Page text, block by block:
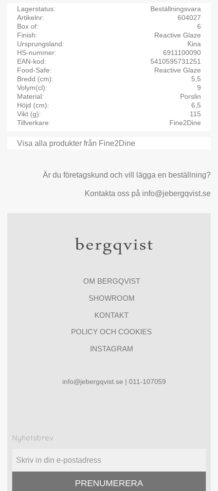
Lagerstatus
Beställningsvara
Artikelnr
604027
Box of
6
Finish
Reactive Glaze
Ursprungsland
Kina
HS-nummer
6911100090
EAN-kod
5410595731251
Food-Safe
Reactive Glaze
Bredd (cm)
5,5
Volym(cl)
9
Material
Porslin
Höjd (cm)
6,5
Vikt (g)
115
Tillverkare
Fine2Dine
Visa alla produkter från Fine2Dine
Är du företagskund och vill lägga en beställning?
Kontakta oss på info@jebergqvist.se
OM BERGQVIST
SHOWROOM
KONTAKT
POLICY OCH COOKIES
INSTAGRAM
info@jebergqvist.se | 011-107059
Nyhetsbrev
PRENUMERERA